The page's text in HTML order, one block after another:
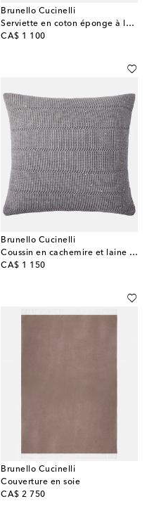
Brunello Cucinelli
Serviette en coton éponge à logo
CA$ 1 100
original price
Brunello Cucinelli
Coussin en cachemire et laine mélangés
CA$ 1 150
original price
Brunello Cucinelli
Couverture en soie
CA$ 2 750
original price